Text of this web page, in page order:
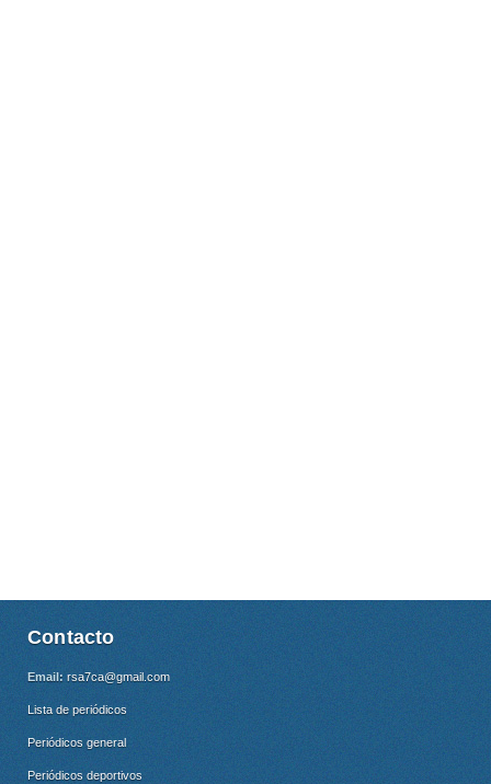
Contacto
Email: rsa7ca@gmail.com
Lista de periódicos
Periódicos general
Periódicos deportivos